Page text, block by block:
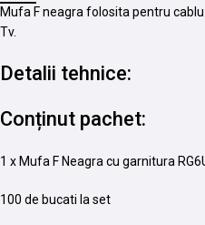
Mufa F neagra folosita pentru
Tv.
Detalii tehnice:
Conținut pachet:
1 x Mufa F Neagra cu garnitura
100 de bucati la set